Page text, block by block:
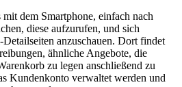
dem Smartphone, einfach nach
diese aufzurufen, und sich
anzuschauen. Dort findet
ähnliche Angebote, die
zu legen anschließend zu
Kundenkonto verwaltet werden und